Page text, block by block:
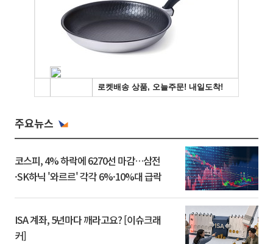
주요뉴스
코스피, 4% 하락에 6270선 마감…삼전
·SK하닉 '와르르' 각각 6%·10%대 급락
ISA 계좌, 5년마다 깨라고요? [이슈크래
커]